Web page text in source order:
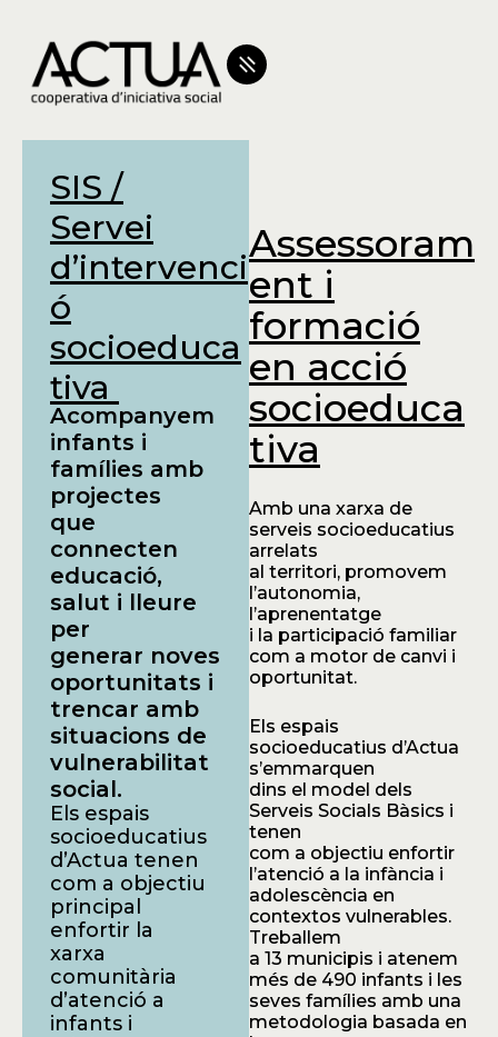
SIS /
Servei
d’intervenci
ó
socioeduca
tiva
Acompanyem
infants i
famílies amb
projectes
que
connecten
educació,
salut i lleure
per
generar noves
oportunitats i
trencar amb
situacions de
vulnerabilitat
social.
Els espais
socioeducatius
d’Actua tenen
com a objectiu
principal
enfortir la
xarxa
comunitària
d’atenció a
infants i
Assessoram
ent i
formació
en acció
socioeduca
tiva
Amb una xarxa de
serveis socioeducatius
arrelats
al territori, promovem
l’autonomia,
l’aprenentatge
i la participació familiar
com a motor de canvi i
oportunitat.
Els espais
socioeducatius d’Actua
s’emmarquen
dins el model dels
Serveis Socials Bàsics i
tenen
com a objectiu enfortir
l’atenció a la infància i
adolescència en
contextos vulnerables.
Treballem
a 13 municipis i atenem
més de 490 infants i les
seves famílies amb una
metodologia basada en